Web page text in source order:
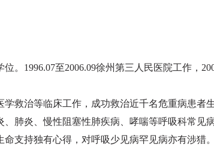
1996.07至2006.09徐州第三人民医院工作，
救治等临床工作，成功救治近千名危重病患者
肺炎、慢性阻塞性肺疾病、哮喘等呼吸科常见
支持独有心得，对呼吸少见病罕见病亦有涉猎